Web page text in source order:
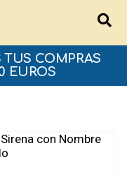
TUS COMPRAS
EUROS